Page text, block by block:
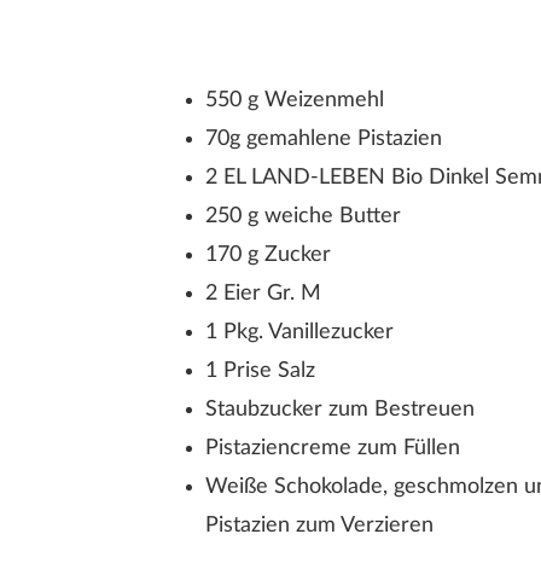
550 g Weizenmehl
70g gemahlene Pistazien
2 EL LAND-LEBEN Bio Dinkel
250 g weiche Butter
170 g Zucker
2 Eier Gr. M
1 Pkg. Vanillezucker
1 Prise Salz
Staubzucker zum Bestreuen
Pistaziencreme zum Füllen
Weiße Schokolade, geschmolzen
Pistazien zum Verzieren